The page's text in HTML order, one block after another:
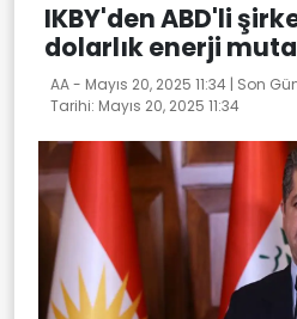
IKBY'den ABD'li
dolarlık enerji
AA - Mayıs 20, 2025 11:34 | Son
Tarihi: Mayıs 20, 2025 11:34